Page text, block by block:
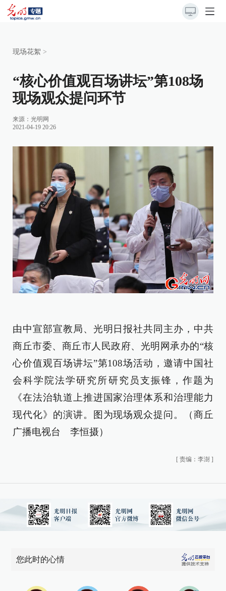
现场花絮 >
“核心价值观百场讲坛”第108场
现场观众提问环节
来源： 光明网
2021-04-19 20:26
由中宣部宣教局、光明日报社共同主办，中共
商丘市委、商丘市人民政府、光明网承办的“核
心价值观百场讲坛”第108场活动，邀请中国社
会科学院法学研究所研究员支振锋，作题为
《在法治轨道上推进国家治理体系和治理能力
现代化》的演讲。图为现场观众提问。（商丘
广播电视台 李恒摄）
[ 责编：李澍 ]
您此时的心情